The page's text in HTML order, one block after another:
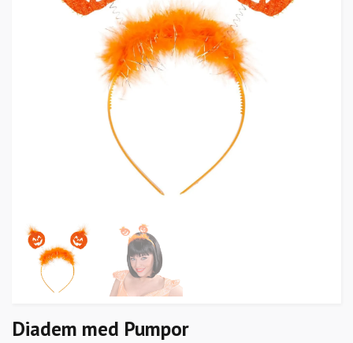
Diadem med Pumpor